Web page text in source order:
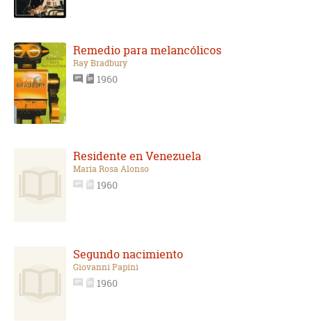
Remedio para melancólicos
Ray Bradbury
1960
Residente en Venezuela
María Rosa Alonso
1960
Segundo nacimiento
Giovanni Papini
1960